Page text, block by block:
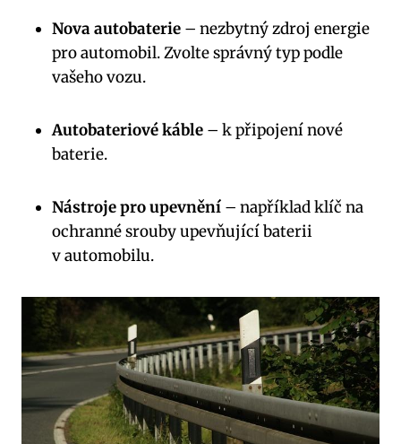
Nova autobaterie – nezbytný zdroj energie
pro automobil. Zvolte správný typ podle
vašeho vozu.
Autobateriové káble – k připojení nové
baterie.
Nástroje pro upevnění – například klíč na
ochranné srouby upevňující baterii
v automobilu.